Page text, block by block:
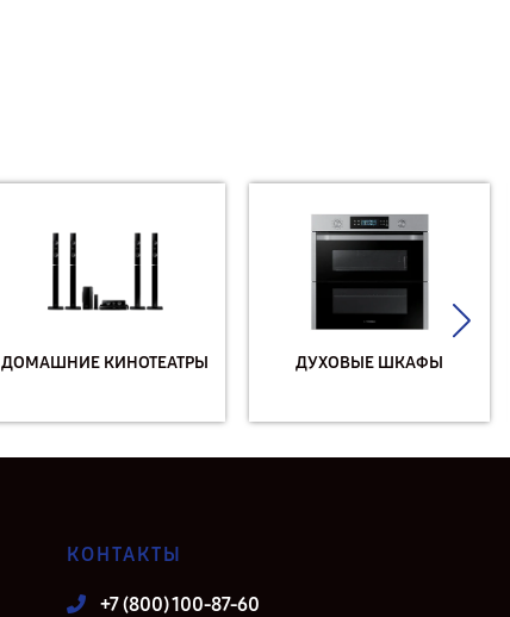
ДОМАШНИЕ КИНОТЕАТРЫ ДУХОВЫЕ ШКАФЫ
КОНТАКТЫ
+7 (800) 100-87-60